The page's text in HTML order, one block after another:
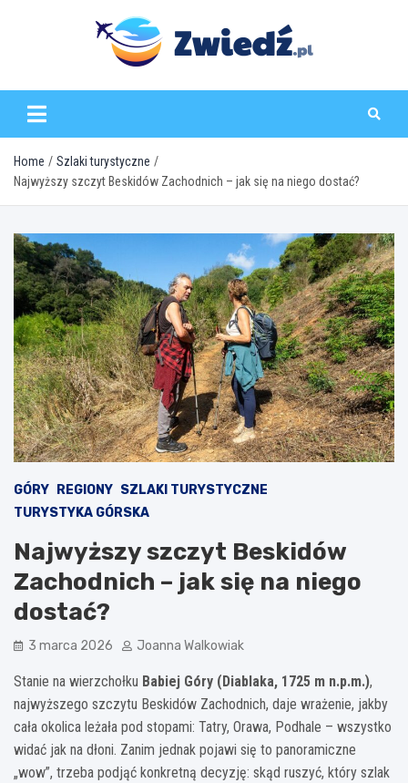
zwiedz.pl
Home
Szlaki turystyczne
Najwyższy szczyt Beskidów Zachodnich – jak się na niego dostać?
GÓRY REGIONY SZLAKI TURYSTYCZNE
TURYSTYKA GÓRSKA
Najwyższy szczyt Beskidów
Zachodnich – jak się na niego
dostać?
3 marca 2026 Joanna Walkowiak
Stanie na wierzchołku Babiej Góry (Diablaka, 1725 m n.p.m.),
najwyższego szczytu Beskidów Zachodnich, daje wrażenie, jakby
cała okolica leżała pod stopami: Tatry, Orawa, Podhale – wszystko
widać jak na dłoni. Zanim jednak pojawi się to panoramiczne
„wow”, trzeba podjąć konkretną decyzję: skąd ruszyć, który szlak